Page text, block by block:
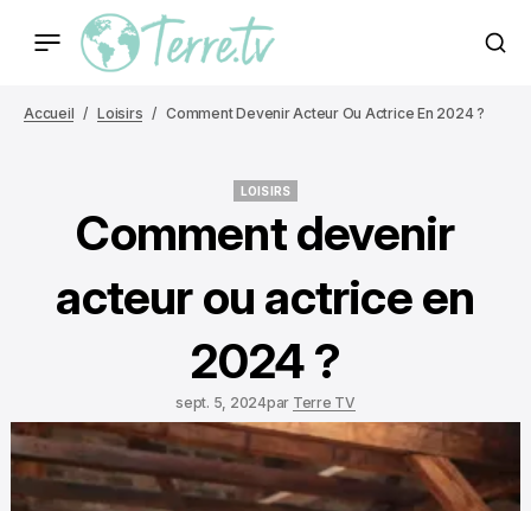
Accueil Loisirs Comment Devenir Acteur Ou Actrice En 2024 ?
LOISIRS
Comment devenir
acteur ou actrice en
2024 ?
sept. 5, 2024par Terre TV